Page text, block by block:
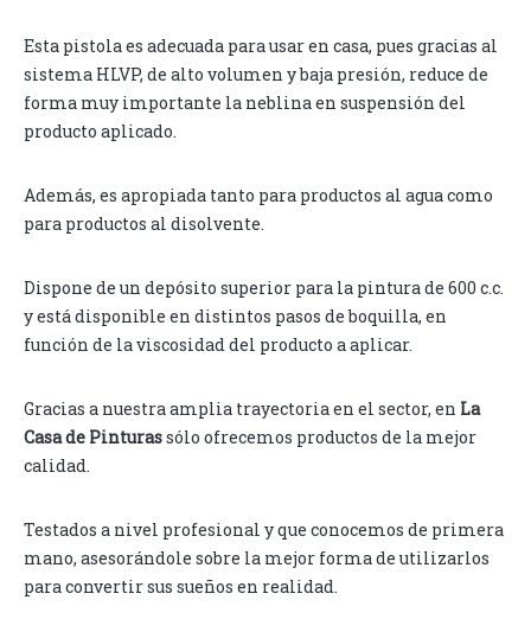
Esta pistola es adecuada para usar en casa, pues gracias al
sistema HLVP, de alto volumen y baja presión, reduce de
forma muy importante la neblina en suspensión del
producto aplicado.
Además, es apropiada tanto para productos al agua como
para productos al disolvente.
Dispone de un depósito superior para la pintura de 600 c.c.
y está disponible en distintos pasos de boquilla, en
función de la viscosidad del producto a aplicar.
Gracias a nuestra amplia trayectoria en el sector, en La
Casa de Pinturassólo ofrecemos productos de la mejor
calidad.
Testados a nivel profesional y que conocemos de primera
mano, asesorándole sobre la mejor forma de utilizarlos
para convertir sus sueños en realidad.